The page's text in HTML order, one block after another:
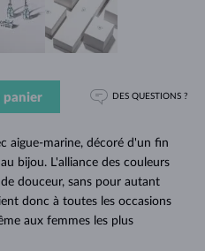
aigue-marine, décoré d'un fin
bijou. L'alliance des couleurs
douceur, sans pour autant
donc à toutes les occasions
aux femmes les plus
panier DES QUESTIONS ?